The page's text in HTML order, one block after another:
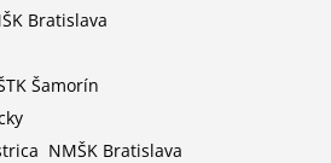
Bratislava
Šamorín
NMŠK Bratislava